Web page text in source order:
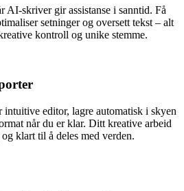
AI-skriver gir assistanse i sanntid. Få
setninger og oversett tekst – alt
kontroll og unike stemme.
editor, lagre automatisk i skyen
når du er klar. Ditt kreative arbeid
klart til å deles med verden.